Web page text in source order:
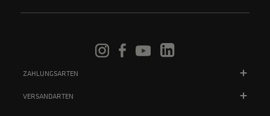
ZAHLUNGSARTEN
VERSANDARTEN